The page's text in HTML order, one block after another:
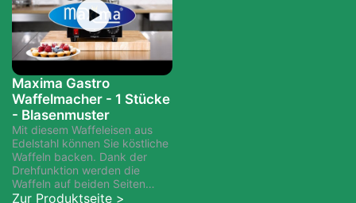
Maxima Gastro
Waffelmacher - 1 Stücke
- Blasenmuster
Mit diesem Waffeleisen aus
Edelstahl können Sie köstliche
Waffeln backen. Dank der
Drehfunktion werden die
Waffeln auf beiden Seiten
gleichmäßig gebacken, und
Zur Produktseite >